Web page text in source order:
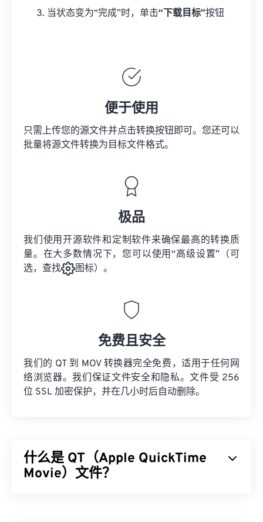
当状态变为“完成”时，单击“下载目标”按钮
便于使用
只需上传您的源文件并点击转换按钮即可。您还可以
批量将源文件转换为目标文件格式。
极品
我们使用开源软件和定制软件来确保最高的转换质
量。在大多数情况下，您可以使用“高级设置”（可
选，查找
图标）。
免费且安全
我们的 QT 到 MOV 转换器完全免费，适用于任何网
络浏览器。我们保证文件安全和隐私。文件受 256
位 SSL 加密保护，并在几小时后自动删除。
什么是 QT（Apple QuickTime
Movie）文件？